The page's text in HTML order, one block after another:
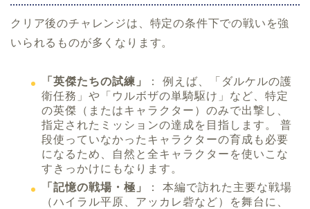
クリア後のチャレンジは、特定の条件下での戦いを強
いられるものが多くなります。
「英傑たちの試練」
： 例えば、「ダルケルの護
衛任務」や「ウルボザの単騎駆け」など、特定
の英傑（またはキャラクター）のみで出撃し、
指定されたミッションの達成を目指します。 普
段使っていなかったキャラクターの育成も必要
になるため、自然と全キャラクターを使いこな
すきっかけにもなります。
「記憶の戦場・極」
： 本編で訪れた主要な戦場
（ハイラル平原、アッカレ砦など）を舞台に、